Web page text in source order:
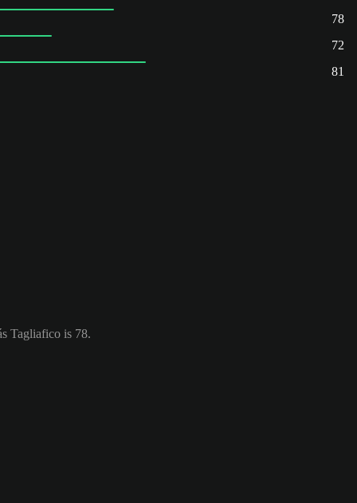
78
72
81
Tagliafico is 78.